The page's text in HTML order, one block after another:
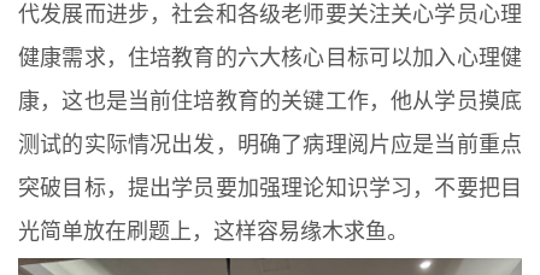
代发展而进步，社会和各级老师要关注关心学员心理
健康需求，住培教育的六大核心目标可以加入心理健
康，这也是当前住培教育的关键工作，他从学员摸底
测试的实际情况出发，明确了病理阅片应是当前重点
突破目标，提出学员要加强理论知识学习，不要把目
光简单放在刷题上，这样容易缘木求鱼。